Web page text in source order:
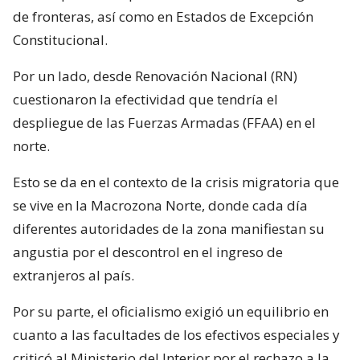
de fronteras, así como en Estados de Excepción
Constitucional.
Por un lado, desde Renovación Nacional (RN)
cuestionaron la efectividad que tendría el
despliegue de las Fuerzas Armadas (FFAA) en el
norte.
Esto se da en el contexto de la crisis migratoria que
se vive en la Macrozona Norte, donde cada día
diferentes autoridades de la zona manifiestan su
angustia por el descontrol en el ingreso de
extranjeros al país.
Por su parte, el oficialismo exigió un equilibrio en
cuanto a las facultades de los efectivos especiales y